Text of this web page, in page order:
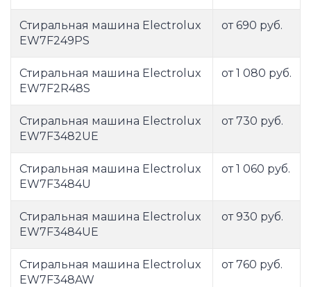
Стиральная машина Electrolux
EW7F249PS
от 690 руб.
Стиральная машина Electrolux
EW7F2R48S
от 1 080 руб.
Стиральная машина Electrolux
EW7F3482UE
от 730 руб.
Стиральная машина Electrolux
EW7F3484U
от 1 060 руб.
Стиральная машина Electrolux
EW7F3484UE
от 930 руб.
Стиральная машина Electrolux
EW7F348AW
от 760 руб.